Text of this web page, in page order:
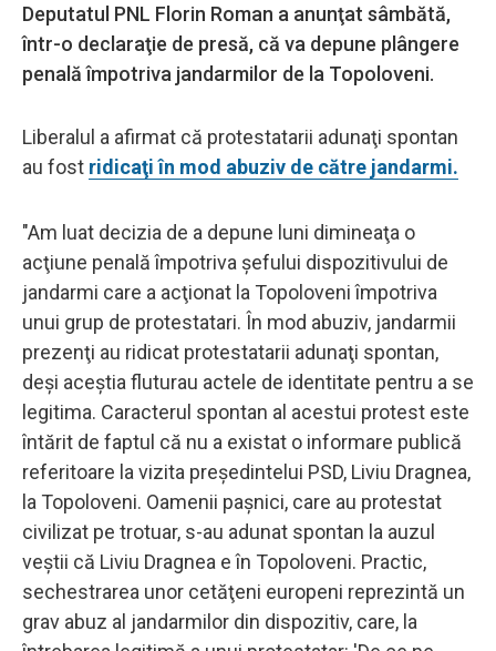
Deputatul PNL Florin Roman a anunţat sâmbătă,
într-o declaraţie de presă, că va depune plângere
penală împotriva jandarmilor de la Topoloveni.
Liberalul a afirmat că protestatarii adunaţi spontan
au fost ridicaţi în mod abuziv de către jandarmi.
"Am luat decizia de a depune luni dimineaţa o
acţiune penală împotriva şefului dispozitivului de
jandarmi care a acţionat la Topoloveni împotriva
unui grup de protestatari. În mod abuziv, jandarmii
prezenţi au ridicat protestatarii adunaţi spontan,
deşi aceştia fluturau actele de identitate pentru a se
legitima. Caracterul spontan al acestui protest este
întărit de faptul că nu a existat o informare publică
referitoare la vizita preşedintelui PSD, Liviu Dragnea,
la Topoloveni. Oamenii paşnici, care au protestat
civilizat pe trotuar, s-au adunat spontan la auzul
veştii că Liviu Dragnea e în Topoloveni. Practic,
sechestrarea unor cetăţeni europeni reprezintă un
grav abuz al jandarmilor din dispozitiv, care, la